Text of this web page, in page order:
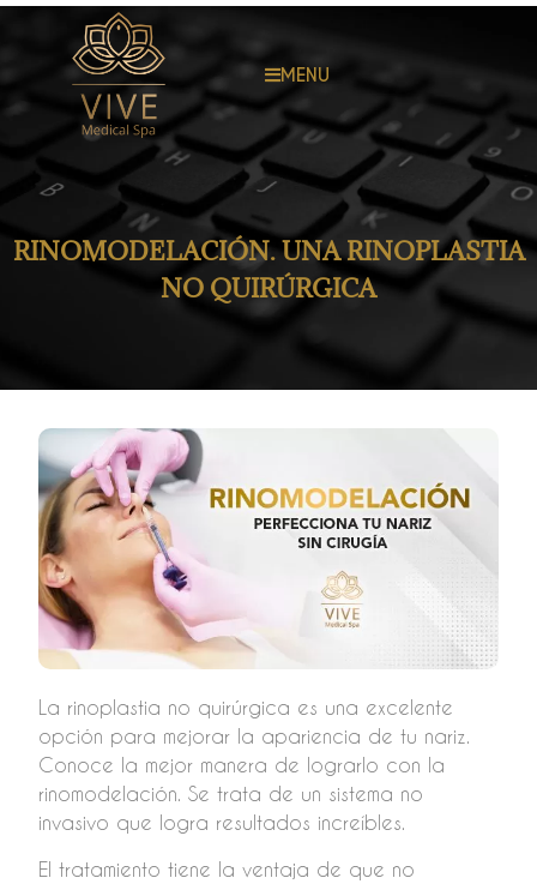
MENU
RINOMODELACIÓN. UNA RINOPLASTIA
NO QUIRÚRGICA
La rinoplastia no quirúrgica es una excelente
opción para mejorar la apariencia de tu nariz.
Conoce la mejor manera de lograrlo con la
rinomodelación. Se trata de un sistema no
invasivo que logra resultados increíbles.
El tratamiento tiene la ventaja de que no